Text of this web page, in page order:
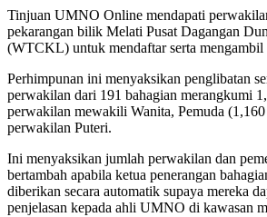
Tinjuan UMNO Online mendapati
pekarangan bilik Melati Pusat Dagangan
(WTCKL) untuk mendaftar serta mengambil
Perhimpunan ini menyaksikan penglibatan
perwakilan dari 191 bahagian merangkumi
perwakilan mewakili Wanita, Pemuda
perwakilan Puteri.
Ini menyaksikan jumlah perwakilan dan
bertambah apabila ketua penerangan
diberikan secara automatik supaya mereka
penjelasan kepada ahli UMNO di kawasan